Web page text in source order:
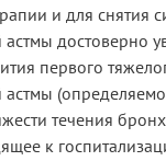
и для снятия
достоверно
первого
течения
к